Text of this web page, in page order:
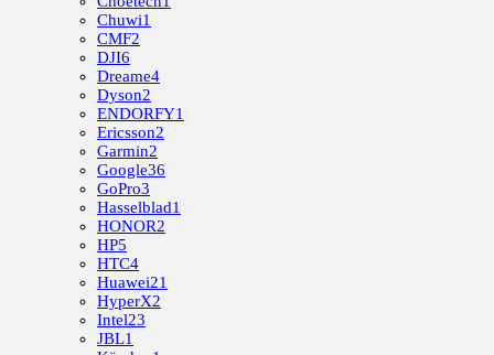
Chuwi1
CMF2
DJI6
Dreame4
Dyson2
ENDORFY1
Ericsson2
Garmin2
Google36
GoPro3
Hasselblad1
HONOR2
HP5
HTC4
Huawei21
HyperX2
Intel23
JBL1